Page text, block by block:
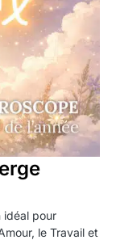
idéal pour
le Travail et